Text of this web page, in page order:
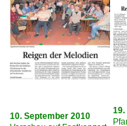
10. September 2010
19.